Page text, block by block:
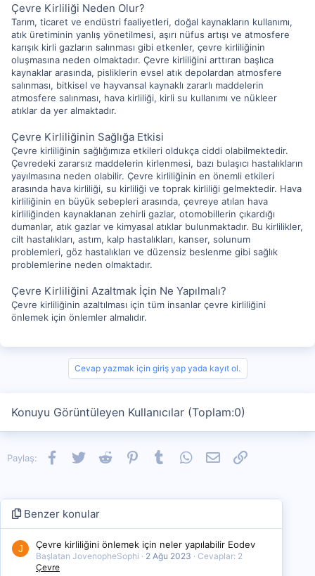
Çevre Kirliliği Neden Olur?
Tarım, ticaret ve endüstri faaliyetleri, doğal kaynakların kullanımı,
atık üretiminin yanlış yönetilmesi, aşırı nüfus artışı ve atmosfere
karışık kirli gazların salınması gibi etkenler, çevre kirliliğinin
oluşmasına neden olmaktadır. Çevre kirliliğini arttıran başlıca
kaynaklar arasında, pisliklerin evsel atık depolardan atmosfere
salınması, bitkisel ve hayvansal kaynaklı zararlı maddelerin
atmosfere salınması, hava kirliliği, kirli su kullanımı ve nükleer
atıklar da yer almaktadır.
Çevre Kirliliğinin Sağlığa Etkisi
Çevre kirliliğinin sağlığımıza etkileri oldukça ciddi olabilmektedir.
Çevredeki zararsız maddelerin kirlenmesi, bazı bulaşıcı hastalıkların
yayılmasına neden olabilir. Çevre kirliliğinin en önemli etkileri
arasında hava kirliliği, su kirliliği ve toprak kirliliği gelmektedir. Hava
kirliliğinin en büyük sebepleri arasında, çevreye atılan hava
kirliliğinden kaynaklanan zehirli gazlar, otomobillerin çıkardığı
dumanlar, atık gazlar ve kimyasal atıklar bulunmaktadır. Bu kirlilikler,
cilt hastalıkları, astım, kalp hastalıkları, kanser, solunum
problemleri, göz hastalıkları ve düzensiz beslenme gibi sağlık
problemlerine neden olmaktadır.
Çevre Kirliliğini Azaltmak İçin Ne Yapılmalı?
Çevre kirliliğinin azaltılması için tüm insanlar çevre kirliliğini
önlemek için önlemler almalıdır.
Cevap yazmak için giriş yap yada kayıt ol.
Konuyu Görüntüleyen Kullanıcılar (Toplam:0)
Paylaş: Facebook
TwitterReddit PinterestTumblrWhatsApp
E-postaLink
Benzer konular
J Çevre kirliliğini önlemek için neler yapılabilir Eodev
Başlatan JovenopheSophi 2 Ağu 2023
Cevaplar: 2
Çevre